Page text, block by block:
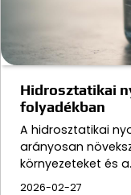
Hidrosztatikai
folyadékban
A hidrosztatikai
arányosan
környezeteket és
2026-02-27